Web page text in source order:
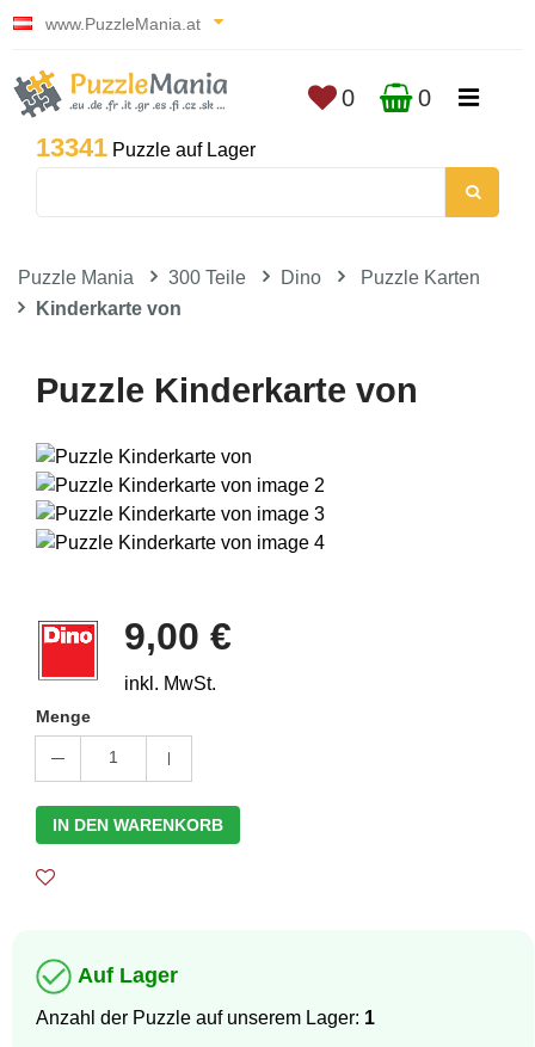
www.PuzzleMania.at
13341 Puzzle auf Lager
0 0
Puzzle Mania 300 Teile Dino
Puzzle Karten
Kinderkarte von
Puzzle Kinderkarte von
9,00 €
inkl. MwSt.
Menge
1
IN DEN WARENKORB
Auf Lager
Anzahl der Puzzle auf unserem Lager: 1